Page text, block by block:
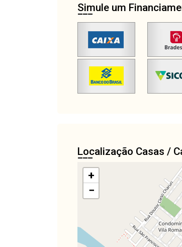
Simule um
Localização Casas /
+
−